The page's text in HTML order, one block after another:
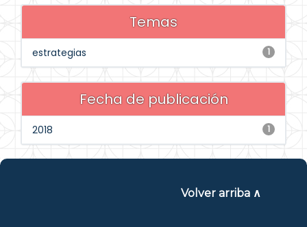
Temas
1
estrategias
Fecha de publicación
1
2018
Volver arriba ∧